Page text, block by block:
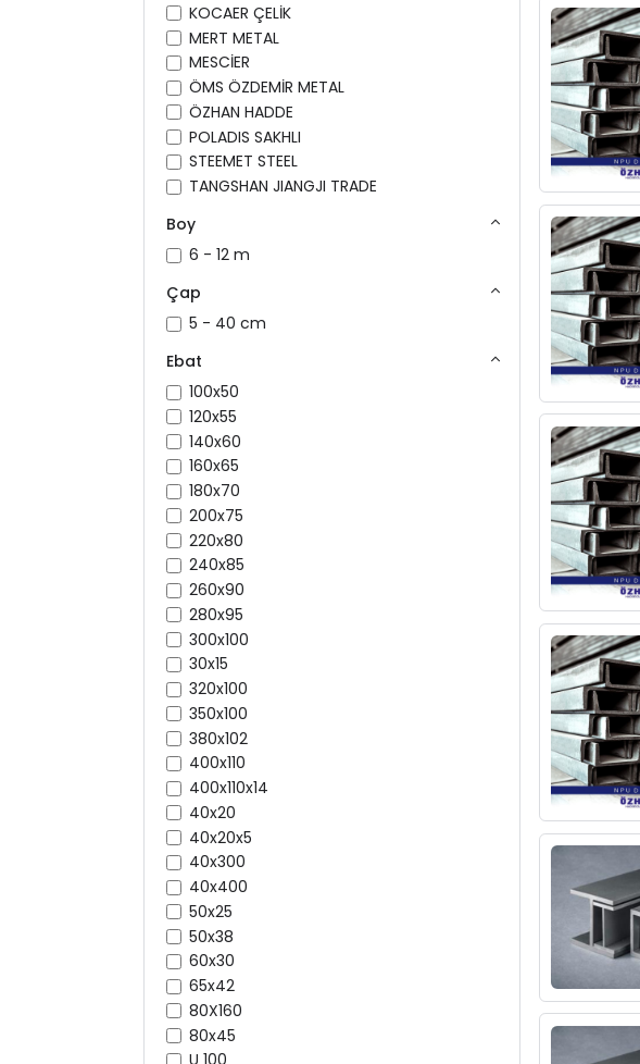
KOCAER ÇELİK
MERT METAL
MESCİER
ÖMS ÖZDEMİR METAL
ÖZHAN HADDE
POLADIS SAKHLI
STEEMET STEEL
TANGSHAN JIANGJI TRADE
Boy
6 - 12 m
Çap
5 - 40 cm
Ebat
100x50
120x55
140x60
160x65
180x70
200x75
220x80
240x85
260x90
280x95
300x100
30x15
320x100
350x100
380x102
400x110
400x110x14
40x20
40x20x5
40x300
40x400
50x25
50x38
60x30
65x42
80X160
80x45